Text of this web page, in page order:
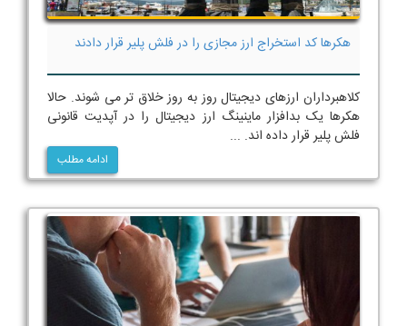
هکرها کد استخراج ارز مجازی را در فلش پلیر قرار دادند
کلاهبرداران ارزهای دیجیتال روز به روز خلاق تر می شوند. حالا
هکرها یک بدافزار ماینینگ ارز دیجیتال را در آپدیت قانونی
فلش پلیر قرار داده اند. ...
ادامه مطلب